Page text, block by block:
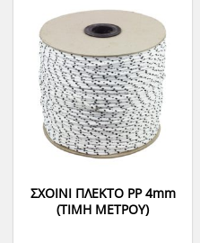
ΣΧΟΙΝΙ ΠΛΕΚΤΟ PP 4mm
(ΤΙΜΗ ΜΕΤΡΟΥ)